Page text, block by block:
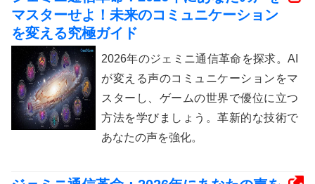
マスターせよ！未来のコミュニケーション
を変える究極ガイド
2026年のジェミニ通信革命を探求。AI
が変える声のコミュニケーションをマ
スターし、ゲームの世界で優位に立つ
方法を学びましょう。革新的な技術で
あなたの声を強化。